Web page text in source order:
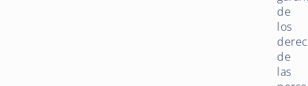
de
los
de
las